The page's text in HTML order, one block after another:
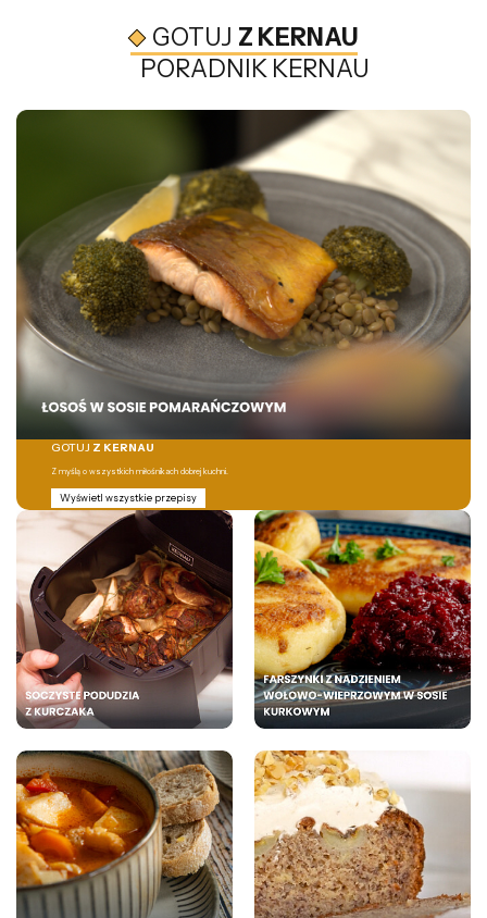
GOTUJ Z KERNAU
PORADNIK KERNAU
GOTUJ Z KERNAU
Z myślą o wszystkich miłośnikach dobrej kuchni.
Wyświetl wszystkie przepisy